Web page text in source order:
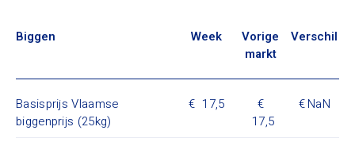
Biggen Week
Vorige
markt
Verschil
Basisprijs Vlaamse
biggenprijs (25kg)
17,5
17,5
NaN